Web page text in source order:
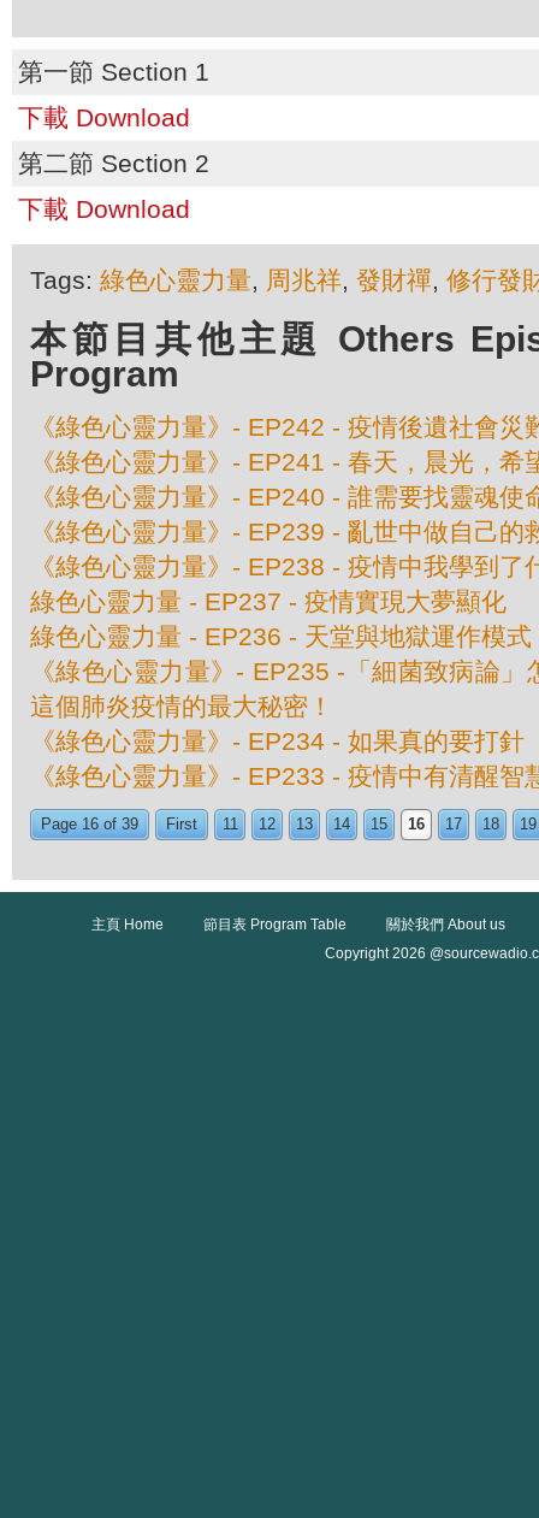
第一節 Section 1
下載 Download
第二節 Section 2
下載 Download
Tags: 綠色心靈力量, 周兆祥, 發財禪, 修行發
本節目其他主題 Others
Program
《綠色心靈力量》- EP242 - 疫情後遺社會災
《綠色心靈力量》- EP241 - 春天，晨光，希
《綠色心靈力量》- EP240 - 誰需要找靈魂使
《綠色心靈力量》- EP239 - 亂世中做自己的
《綠色心靈力量》- EP238 - 疫情中我學到了
綠色心靈力量 - EP237 - 疫情實現大夢顯化
綠色心靈力量 - EP236 - 天堂與地獄運作模式
《綠色心靈力量》- EP235 -「細菌致病論
這個肺炎疫情的最大秘密！
《綠色心靈力量》- EP234 - 如果真的要打針
《綠色心靈力量》- EP233 - 疫情中有清醒智
Page 16 of 39 First 11 12 13 14 15 16 17 18 19
主頁 Home 節目表 Program Table
關於我們 About us
Copyright 2026